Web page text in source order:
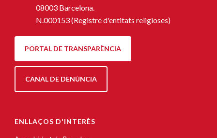
08003 Barcelona.
N.000153 (Registre d'entitats religioses)
PORTAL DE TRANSPARÈNCIA
CANAL DE DENÚNCIA
ENLLAÇOS D'INTERÈS